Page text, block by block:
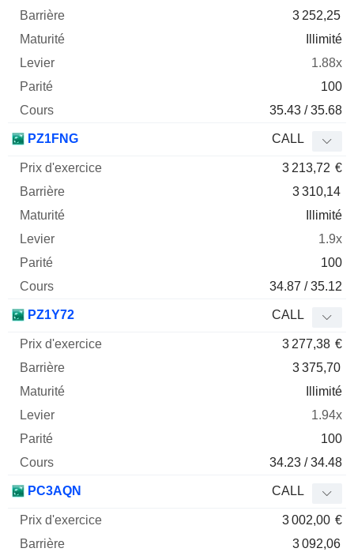
3 252,25
Illimité
1.88x
100
35.43 / 35.68
PZ1FNG CALL
3 213,72 €
3 310,14
Illimité
1.9x
100
34.87 / 35.12
PZ1Y72 CALL
3 277,38 €
3 375,70
Illimité
1.94x
100
34.23 / 34.48
PC3AQN CALL
3 002,00 €
3 092,06